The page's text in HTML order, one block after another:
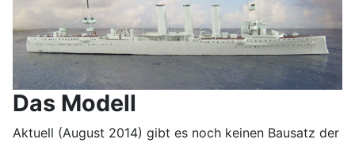
Das Modell
Aktuell (August 2014) gibt es noch keinen Bausatz der